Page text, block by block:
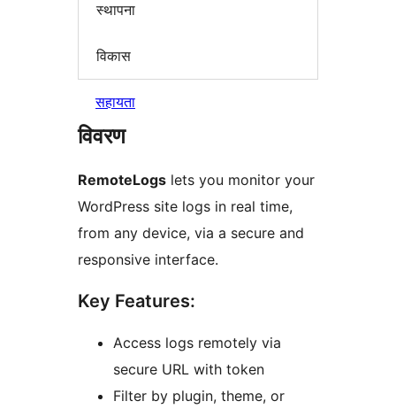
स्थापना
विकास
सहायता
विवरण
RemoteLogs lets you monitor your
WordPress site logs in real time,
from any device, via a secure and
responsive interface.
Key Features:
Access logs remotely via
secure URL with token
Filter by plugin, theme, or